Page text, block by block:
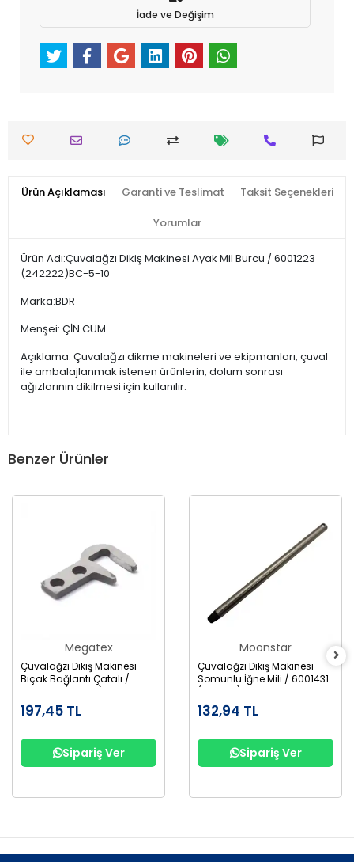
İade ve Değişim
Ürün Açıklaması Garanti ve Teslimat Taksit Seçenekleri
Yorumlar
Ürün Adı:Çuvalağzı Dikiş Makinesi Ayak Mil Burcu / 6001223
(242222)BC-5-10
Marka:BDR
Menşei: ÇİN.CUM.
Açıklama: Çuvalağzı dikme makineleri ve ekipmanları, çuval
ile ambalajlanmak istenen ürünlerin, dolum sonrası
ağızlarının dikilmesi için kullanılır.
Benzer Ürünler
Megatex
Çuvalağzı Dikiş Makinesi
Bıçak Bağlantı Çatalı /
6001806 (246011) BC-4-15
197,45 TL
Sipariş Ver
Moonstar
Çuvalağzı Dikiş Makinesi
Somunlu İğne Mili / 6001431
(242121A) BC-2-1
132,94 TL
Sipariş Ver